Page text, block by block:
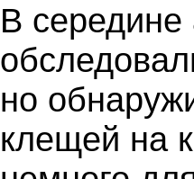
В
но
клещей на